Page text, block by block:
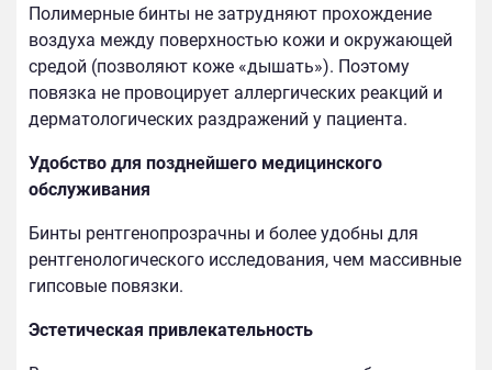
Полимерные бинты не затрудняют прохождение
воздуха между поверхностью кожи и окружающей
средой (позволяют коже «дышать»). Поэтому
повязка не провоцирует аллергических реакций и
дерматологических раздражений у пациента.
Удобство для позднейшего медицинского
обслуживания
Бинты рентгенопрозрачны и более удобны для
рентгенологического исследования, чем массивные
гипсовые повязки.
Эстетическая привлекательность